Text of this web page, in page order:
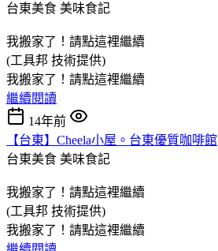
台東美食 美味食記
我搬家了！請點這裡繼續
(工具邦 技術提供)
我搬家了！請點這裡繼續
繼續閱讀
14年前
【台東】Cheela小屋。台東優質咖啡館
台東美食 美味食記
我搬家了！請點這裡繼續
(工具邦 技術提供)
我搬家了！請點這裡繼續